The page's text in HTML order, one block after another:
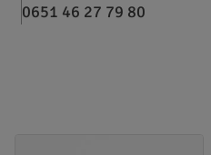
0651 46 27 79 80